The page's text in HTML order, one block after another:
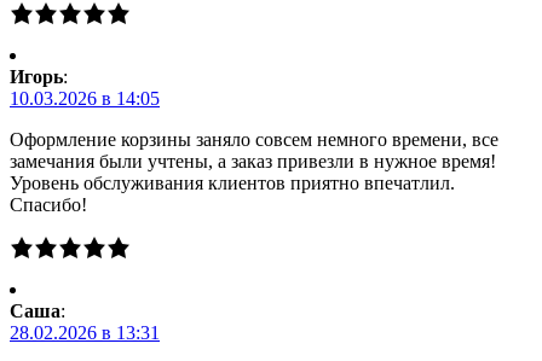
Игорь:
10.03.2026 в 14:05
Оформление корзины заняло совсем немного времени, все
замечания были учтены, а заказ привезли в нужное время!
Уровень обслуживания клиентов приятно впечатлил.
Спасибо!
Саша:
28.02.2026 в 13:31